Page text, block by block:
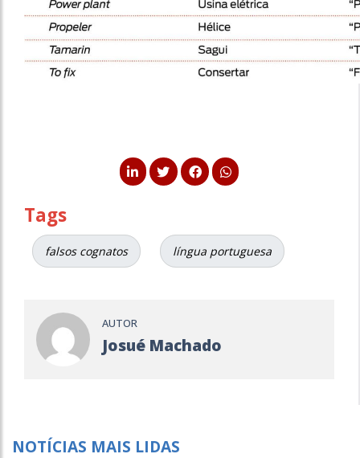
Tags
falsos cognatos língua portuguesa
AUTOR
Josué Machado
NOTÍCIAS MAIS LIDAS